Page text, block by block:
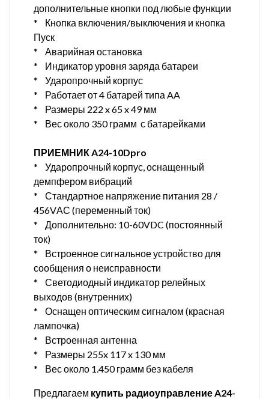
дополнительные кнопки под любые функции
* Кнопка включения/выключения и кнопка
Пуск
* Аварийная остановка
* Индикатор уровня заряда батареи
* Ударопрочный корпус
* Работает от 4 батарей типа AA
* Размеры 222 x 65 x 49 мм
* Вес около 350 грамм с батарейками
ПРИЕМНИК A24-10Dpro
* Ударопрочный корпус, оснащенный
демпфером вибраций
* Стандартное напряжение питания 28 /
456VАС (переменный ток)
* Дополнительно: 10-60VDC (постоянный
ток)
* Встроенное сигнальное устройство для
сообщения о неисправности
* Светодиодный индикатор релейных
выходов (внутренних)
* Оснащен оптическим сигналом (красная
лампочка)
* Встроенная антенна
* Размеры 255x 117 x 130 мм
* Вес около 1.450 грамм без кабеля
Предлагаем купить радиоуправление A24-